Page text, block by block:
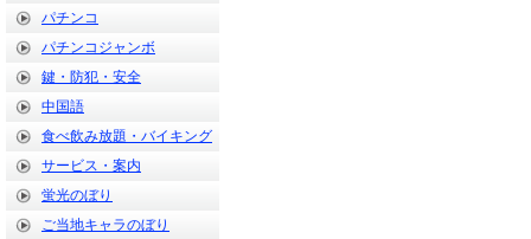
パチンコ
パチンコジャンボ
鍵・防犯・安全
中国語
食べ飲み放題・バイキング
サービス・案内
蛍光のぼり
ご当地キャラのぼり